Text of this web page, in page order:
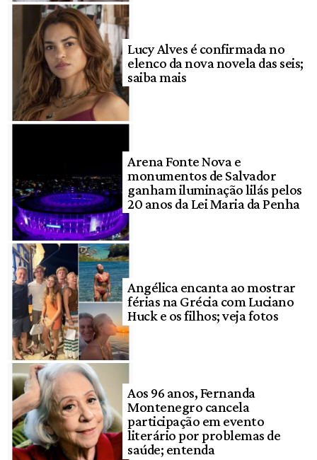
Lucy Alves é confirmada no
elenco da nova novela das seis;
saiba mais
Arena Fonte Nova e
monumentos de Salvador
ganham iluminação lilás pelos
20 anos da Lei Maria da Penha
Angélica encanta ao mostrar
férias na Grécia com Luciano
Huck e os filhos; veja fotos
Aos 96 anos, Fernanda
Montenegro cancela
participação em evento
literário por problemas de
saúde; entenda